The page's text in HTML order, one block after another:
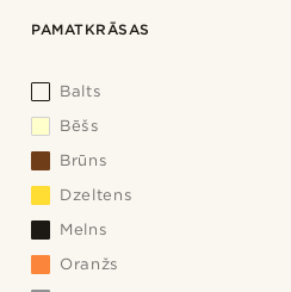
PAMATKRĀSAS
Balts
Bēšs
Brūns
Dzeltens
Melns
Oranžs